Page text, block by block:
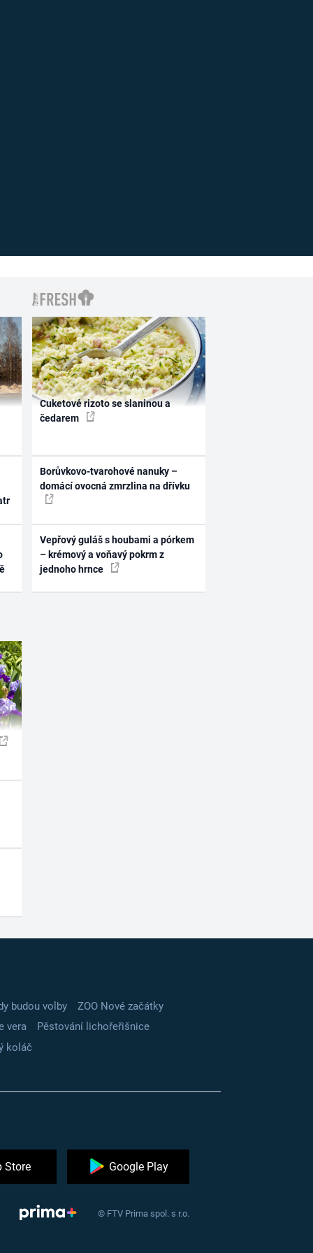
Cuketové rizoto se slaninou a
čedarem
Borůvkovo-tvarohové nanuky –
domácí ovocná zmrzlina na dřívku
Vepřový guláš s houbami a pórkem
– krémový a voňavý pokrm z
jednoho hrnce
budou volby
ZOO Nové začátky
vera
Pěstování lichořeřišnice
koláč
Store Google Play
© FTV Prima spol. s r.o.